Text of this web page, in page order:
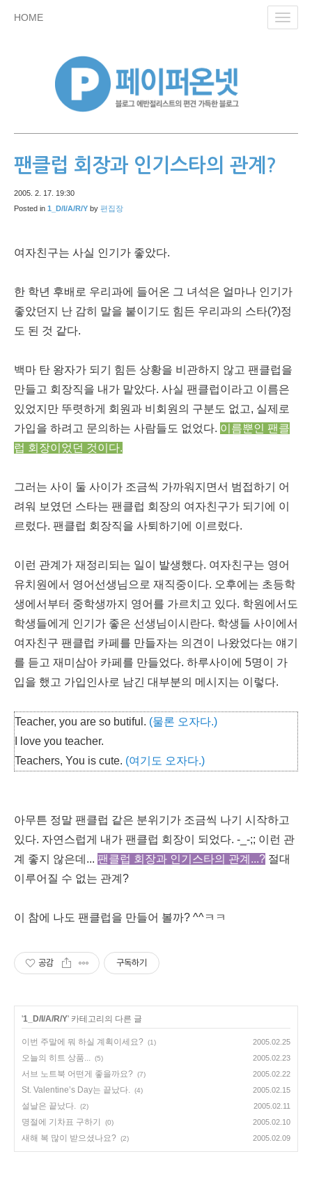
HOME
팬클럽 회장과 인기스타의 관계?
2005. 2. 17. 19:30
Posted in 1_D/I/A/R/Y by 편집장
여자친구는 사실 인기가 좋았다.
한 학년 후배로 우리과에 들어온 그 녀석은 얼마나 인기가
좋았던지 난 감히 말을 붙이기도 힘든 우리과의 스타(?)정
도 된 것 같다.
백마 탄 왕자가 되기 힘든 상황을 비관하지 않고 팬클럽을
만들고 회장직을 내가 맡았다. 사실 팬클럽이라고 이름은
있었지만 뚜렷하게 회원과 비회원의 구분도 없고, 실제로
가입을 하려고 문의하는 사람들도 없었다. 이름뿐인 팬클
럽 회장이었던 것이다.
그러는 사이 둘 사이가 조금씩 가까워지면서 범접하기 어
려워 보였던 스타는 팬클럽 회장의 여자친구가 되기에 이
르렀다. 팬클럽 회장직을 사퇴하기에 이르렀다.
이런 관계가 재정리되는 일이 발생했다. 여자친구는 영어
유치원에서 영어선생님으로 재직중이다. 오후에는 초등학
생에서부터 중학생까지 영어를 가르치고 있다. 학원에서도
학생들에게 인기가 좋은 선생님이시란다. 학생들 사이에서
여자친구 팬클럽 카페를 만들자는 의견이 나왔었다는 얘기
를 듣고 재미삼아 카페를 만들었다. 하루사이에 5명이 가
입을 했고 가입인사로 남긴 대부분의 메시지는 이렇다.
Teacher, you are so butiful. (물론 오자다.)
I love you teacher.
Teachers, You is cute. (여기도 오자다.)
아무튼 정말 팬클럽 같은 분위기가 조금씩 나기 시작하고
있다. 자연스럽게 내가 팬클럽 회장이 되었다. -_-;; 이런 관
계 좋지 않은데... 팬클럽 회장과 인기스타의 관계...? 절대
이루어질 수 없는 관계?
이 참에 나도 팬클럽을 만들어 볼까? ^^ㅋㅋ
공감 구독하기
'1_D/I/A/R/Y' 카테고리의 다른 글
이번 주말에 뭐 하실 계획이세요? (1) 2005.02.25
오늘의 히트 상품... (5) 2005.02.23
서브 노트북 어떤게 좋을까요? (7) 2005.02.22
St. Valentine’s Day는 끝났다. (4) 2005.02.15
설날은 끝났다. (2) 2005.02.11
명절에 기차표 구하기 (0) 2005.02.10
새해 복 많이 받으셨나요? (2) 2005.02.09